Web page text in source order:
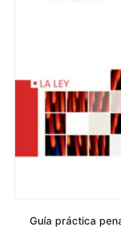
Guía práctica